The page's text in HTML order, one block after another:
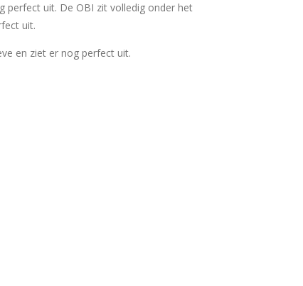
perfect uit. De OBI zit volledig onder het
uit.
en ziet er nog perfect uit.